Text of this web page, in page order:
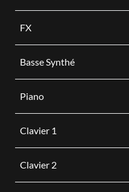
FX
Basse Synthé
Piano
Clavier 1
Clavier 2